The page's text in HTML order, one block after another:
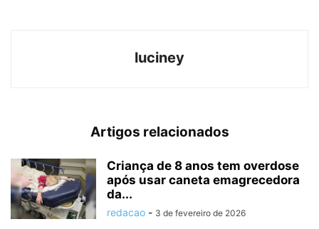
luciney
Artigos relacionados
Criança de 8 anos tem overdose
após usar caneta emagrecedora
da...
redacao - 3 de fevereiro de 2026